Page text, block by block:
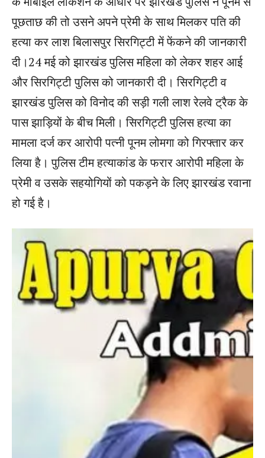
पूछताछ की तो उसने अपने प्रेमी के साथ मिलकर पति की
हत्या कर लाश बिलासपुर सिरगिट्टी में फेंकने की जानकारी
दी।24 मई को झारखंड पुलिस महिला को लेकर शहर आई
और सिरगिट्टी पुलिस को जानकारी दी। सिरगिट्टी व
झारखंड पुलिस को विनोद की सड़ी गली लाश रेलवे ट्रैक के
पास झाड़ियों के बीच मिली। सिरगिट्टी पुलिस हत्या का
मामला दर्ज कर आरोपी पत्नी पूनम लोमगा को गिरफ्तार कर
लिया है। पुलिस टीम हत्याकांड के फरार आरोपी महिला के
प्रेमी व उसके सहयोगियों को पकड़ने के लिए झारखंड रवाना
हो गई है।